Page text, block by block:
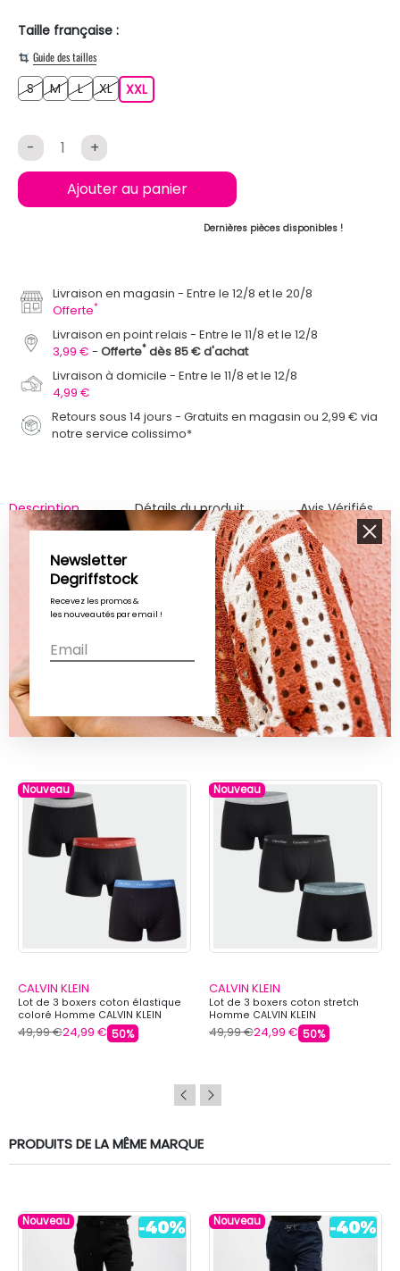
Taille française :
Guide des tailles
SS MM LL XLXL XXLXXL
- +
Ajouter au panier
Dernières pièces disponibles !
Livraison en magasin
Entre le 12/8 et le 20/8
Offerte*
Livraison en point relais
Entre le 11/8 et le 12/8
3,99 €
Offerte* dès 85 € d'achat
Livraison à domicile
Entre le 11/8 et le 12/8
4,99 €
Retours sous 14 jours - Gratuits en magasin ou 2,99 € via
notre service colissimo*
Description Détails du produit Avis Vérifiés
Retour non autorisé si porté
Dégriffstock vous propose ce
boxer pour homme de la marque KAPORAL à prix dégriffé.
Saison : Toutes saisons
VOUS POURRIEZ AUSSI AIMER
Nouveau
CALVIN KLEIN
Lot de 3 boxers coton élastique
coloré Homme CALVIN KLEIN
49,99 €24,99 € 50%
Nouveau
CALVIN KLEIN
Lot de 3 boxers coton stretch
Homme CALVIN KLEIN
49,99 €24,99 € 50%
PRODUITS DE LA MÊME MARQUE
Nouveau Nouveau
Newsletter
Degriffstock
Recevez les promos &
les nouveautés par email !